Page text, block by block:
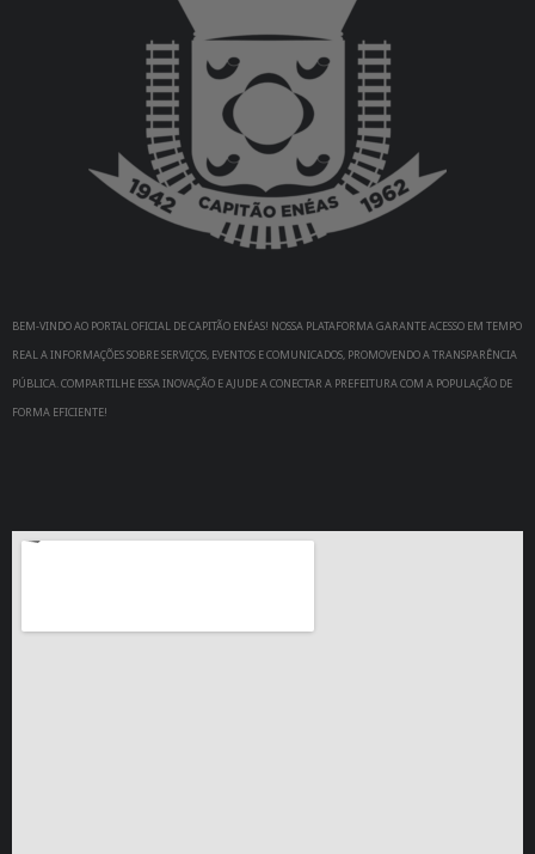
BEM-VINDO AO PORTAL OFICIAL DE CAPITÃO ENÉAS! NOSSA PLATAFORMA GARANTE ACESSO EM TEMPO
REAL A INFORMAÇÕES SOBRE SERVIÇOS, EVENTOS E COMUNICADOS, PROMOVENDO A TRANSPARÊNCIA
PÚBLICA. COMPARTILHE ESSA INOVAÇÃO E AJUDE A CONECTAR A PREFEITURA COM A POPULAÇÃO DE
FORMA EFICIENTE!